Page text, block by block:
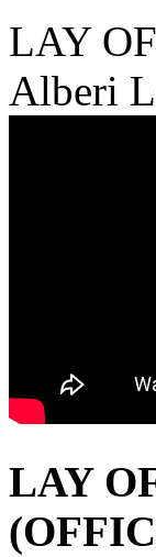
LAY
Alberi
LAY